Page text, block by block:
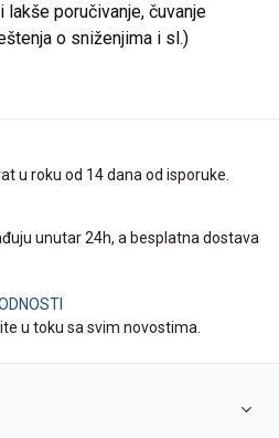
poručivanje, čuvanje
o sniženjima i sl.)
u roku od 14 dana od isporuke.
unutar 24h, a besplatna dostava
u toku sa svim novostima.